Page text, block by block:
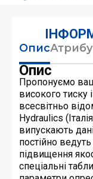
Опис
Опис
Пропонуємо
високого тиску
всесвітньо
Hydraulics
випускають
постійно
підвищення
спеціальні